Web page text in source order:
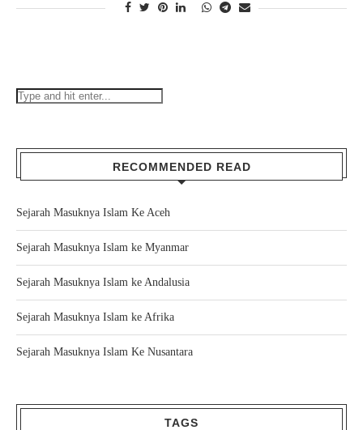
RECOMMENDED READ
Sejarah Masuknya Islam Ke Aceh
Sejarah Masuknya Islam ke Myanmar
Sejarah Masuknya Islam ke Andalusia
Sejarah Masuknya Islam ke Afrika
Sejarah Masuknya Islam Ke Nusantara
TAGS